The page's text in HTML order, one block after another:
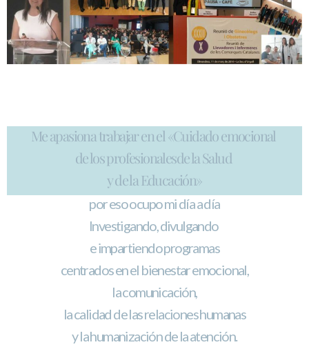
Me apasiona trabajaren el «Cuidado emocional
de los profesionalesde la Salud
y de la Educación»
por eso ocupo mi día a día
Investigando, divulgando
e impartiendo programas
centrados en el bienestar emocional,
la comunicación,
la calidad de las relaciones humanas
y la humanización de la atención.